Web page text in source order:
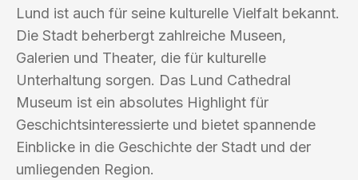
Lund ist auch für seine kulturelle Vielfalt bekannt.
Die Stadt beherbergt zahlreiche Museen,
Galerien und Theater, die für kulturelle
Unterhaltung sorgen. Das Lund Cathedral
Museum ist ein absolutes Highlight für
Geschichtsinteressierte und bietet spannende
Einblicke in die Geschichte der Stadt und der
umliegenden Region.